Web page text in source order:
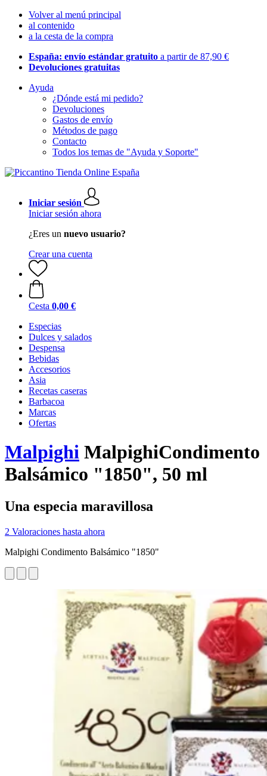
Volver al menú principal
al contenido
a la cesta de la compra
España: envío estándar gratuito a partir de 87,90 €
Devoluciones gratuitas
Ayuda
¿Dónde está mi pedido?
Devoluciones
Gastos de envío
Métodos de pago
Contacto
Todos los temas de "Ayuda y Soporte"
Iniciar sesión
Iniciar sesión ahora
¿Eres un nuevo usuario?
Crear una cuenta
Cesta 0,00 €
Especias
Dulces y salados
Despensa
Bebidas
Accesorios
Asia
Recetas caseras
Barbacoa
Marcas
Ofertas
Malpighi MalpighiCondimento
Balsámico "1850", 50 ml
Una especia maravillosa
2 Valoraciones hasta ahora
Malpighi Condimento Balsámico "1850"